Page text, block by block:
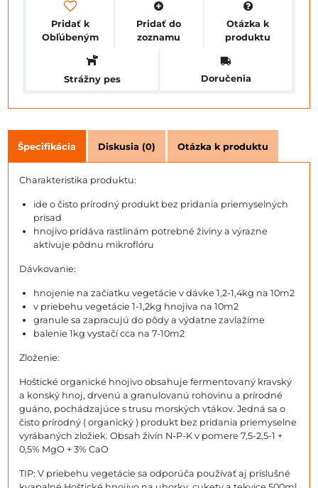
Pridať k
Obľúbeným
Pridať do
zoznamu
Otázka k
produktu
Strážny pes Doručenia
Špecifikácia Diskusia (0) Otázka k produktu
Charakteristika produktu:
ide o čisto prírodný produkt bez pridania priemyselných
prísad
hnojivo pridáva rastlinám potrebné živiny a výrazne
aktivuje pôdnu mikroflóru
Dávkovanie:
hnojenie na začiatku vegetácie v dávke 1,2-1,4kg na 10m2
v priebehu vegetácie 1-1,2kg hnojiva na 10m2
granule sa zapracujú do pôdy a výdatne zavlažíme
balenie 1kg vystačí cca na 7-10m2
Zloženie:
Hoštické organické hnojivo obsahuje fermentovaný kravský
a konský hnoj, drvenú a granulovanú rohovinu a prírodné
guáno, pochádzajúce s trusu morských vtákov. Jedná sa o
čisto prírodný ( organický ) produkt bez pridania priemyselne
vyrábaných zložiek. Obsah živín N-P-K v pomere 7,5-2,5-1 +
0,5% MgO + 3% CaO
TIP: V priebehu vegetácie sa odporúča používať aj príslušné